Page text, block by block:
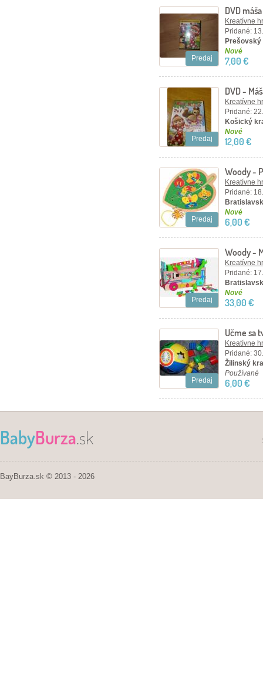
Predaj
DVD máša
Kreatívne
Pridané:
Prešovský
Nové
7,00 €
Predaj
DVD -
Kreatívne
Pridané:
Košický
Nové
12,00 €
Predaj
Woody -
Kreatívne
Pridané:
Nové
6,00 €
Predaj
Woody -
Kreatívne
Pridané:
Nové
33,00 €
Predaj
Učme sa
Kreatívne
Pridané:
Žilinský
Používané
6,00 €
BabyBurza.sk
BayBurza.sk © 2013 - 2026